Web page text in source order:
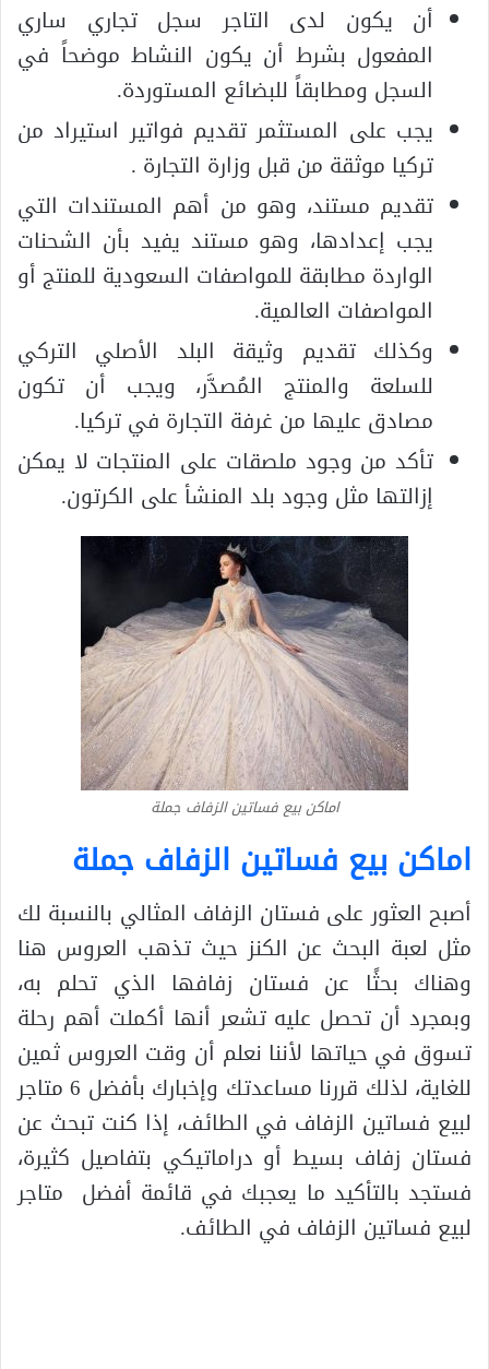
أن يكون لدى التاجر سجل تجاري ساري
المفعول بشرط أن يكون النشاط موضحاً في
السجل ومطابقاً للبضائع المستوردة.
يجب على المستثمر تقديم فواتير استيراد من
تركيا موثقة من قبل وزارة التجارة .
تقديم مستند، وهو من أهم المستندات التي
يجب إعدادها، وهو مستند يفيد بأن الشحنات
الواردة مطابقة للمواصفات السعودية للمنتج أو
المواصفات العالمية.
وكذلك تقديم وثيقة البلد الأصلي التركي
للسلعة والمنتج المُصدَّر، ويجب أن تكون
مصادق عليها من غرفة التجارة في تركيا.
تأكد من وجود ملصقات على المنتجات لا يمكن
إزالتها مثل وجود بلد المنشأ على الكرتون.
اماكن بيع فساتين الزفاف جملة
اماكن بيع فساتين الزفاف جملة
أصبح العثور على فستان الزفاف المثالي بالنسبة لك
مثل لعبة البحث عن الكنز حيث تذهب العروس هنا
وهناك بحثًا عن فستان زفافها الذي تحلم به،
وبمجرد أن تحصل عليه تشعر أنها أكملت أهم رحلة
تسوق في حياتها لأننا نعلم أن وقت العروس ثمين
للغاية، لذلك قررنا مساعدتك وإخبارك بأفضل 6 متاجر
لبيع فساتين الزفاف في الطائف، إذا كنت تبحث عن
فستان زفاف بسيط أو دراماتيكي بتفاصيل كثيرة،
فستجد بالتأكيد ما يعجبك في قائمة أفضل متاجر
لبيع فساتين الزفاف في الطائف.